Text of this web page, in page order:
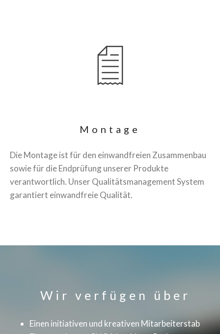
Montage
Die Montage ist für den einwandfreien Zusammenbau
sowie für die Endprüfung unserer Produkte
verantwortlich. Unser Qualitätsmanagement System
garantiert einwandfreie Qualität.
Wir verfügen über
Einen initiativen und kreativen Mitarbeiterstab